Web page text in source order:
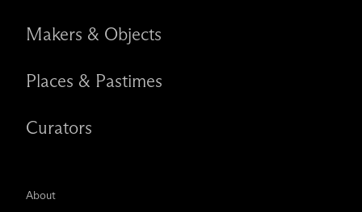
Makers & Objects
Places & Pastimes
Curators
About